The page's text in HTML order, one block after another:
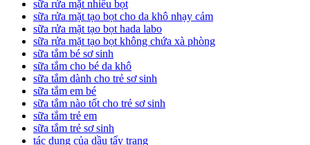
sữa rửa mặt nhiều bọt
sữa rửa mặt tạo bọt cho da khô nhạy cảm
sữa rửa mặt tạo bọt hada labo
sữa rửa mặt tạo bọt không chứa xà phòng
sữa tắm bé sơ sinh
sữa tắm cho bé da khô
sữa tắm dành cho trẻ sơ sinh
sữa tắm em bé
sữa tắm nào tốt cho trẻ sơ sinh
sữa tắm trẻ em
sữa tắm trẻ sơ sinh
tác dụng của dầu tẩy trang